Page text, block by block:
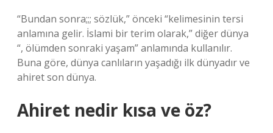
“Bundan sonra;;; sözlük,” önceki “kelimesinin tersi
anlamına gelir. İslami bir terim olarak,” diğer dünya
“, ölümden sonraki yaşam” anlamında kullanılır.
Buna göre, dünya canlıların yaşadığı ilk dünyadır ve
ahiret son dünya.
Ahiret nedir kısa ve öz?